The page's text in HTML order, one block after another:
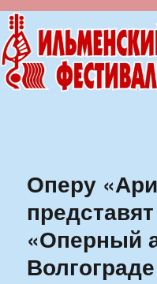
Ильменский
Оперу
«Оперный
Волгограде